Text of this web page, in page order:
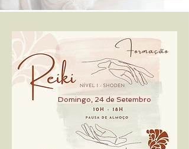
Domingo, 24 de Setembro